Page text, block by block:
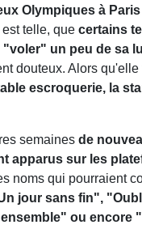
Olympiques à Paris
telle, que certains
un peu de sa
douteux. Alors qu'elle
escroquerie, la
semaines de
apparus sur les
noms qui pourraient
jour sans fin",
ou encore